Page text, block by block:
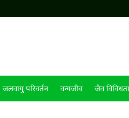
जलवायु परिवर्तन वन्यजीव जैव विविधता